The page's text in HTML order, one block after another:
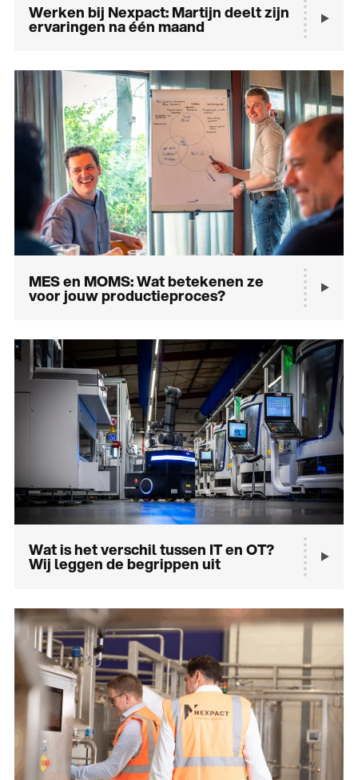
Werken bij Nexpact: Martijn deelt zijn
ervaringen na één maand
MES en MOMS: Wat betekenen ze
voor jouw productieproces?
Wat is het verschil tussen IT en OT?
Wij leggen de begrippen uit